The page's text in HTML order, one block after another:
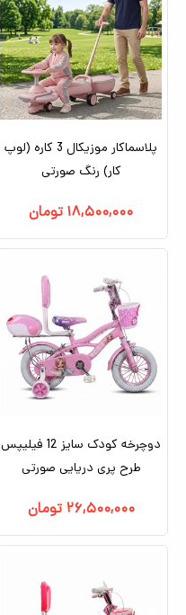
پلاسماکار موزیکال 3 کاره (لوپ
کار) رنگ صورتی
۱۸,۵۰۰,۰۰۰ تومان
دوچرخه کودک سایز 12 فیلیپس
طرح پری دریایی صورتی
۲۶,۵۰۰,۰۰۰ تومان